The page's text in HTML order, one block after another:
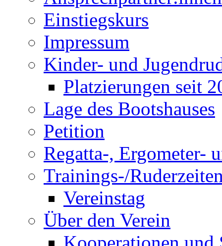
Einstiegskurs
Impressum
Kinder- und
Platzierungen seit
Lage des Bootshauses
Petition
Regatta-, Ergometer-
Trainings-/
Vereinstag
Über den Verein